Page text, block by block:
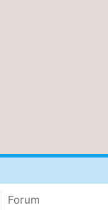
Forum